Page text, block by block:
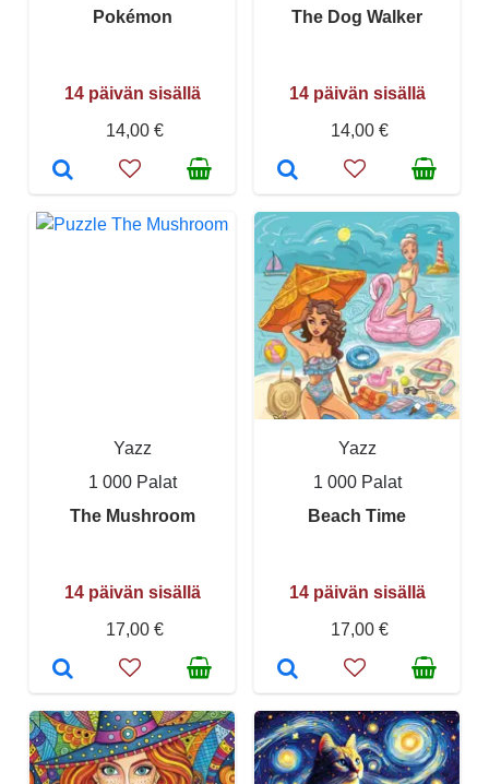
Pokémon
14 päivän sisällä
14,00 €
The Dog Walker
14 päivän sisällä
14,00 €
Yazz
1 000 Palat
The Mushroom
14 päivän sisällä
17,00 €
Yazz
1 000 Palat
Beach Time
14 päivän sisällä
17,00 €